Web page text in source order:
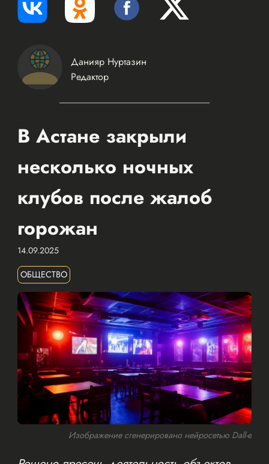
Данияр Нуртазин
Редактор
В Астане закрыли
несколько ночных
клубов после жалоб
горожан
14.09.2025
ОБЩЕСТВО
Изображение сгенерировано нейросетью Dall-e